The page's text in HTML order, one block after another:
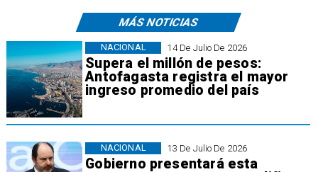
MÁS NOTICIAS
14 De Julio De 2026
Supera el millón de pesos:
Antofagasta registra el mayor
ingreso promedio del país
NACIONAL
13 De Julio De 2026
Gobierno presentará esta
NACIONAL